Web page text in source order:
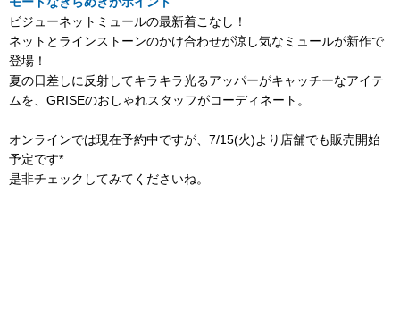
ビジューネットミュールの最新着こなし！
ネットとラインストーンのかけ合わせが涼し気なミュールが新作で
登場！
夏の日差しに反射してキラキラ光るアッパーがキャッチーなアイテ
ムを、GRISEのおしゃれスタッフがコーディネート。
オンラインでは現在予約中ですが、7/15(火)より店舗でも販売開始
予定です*
是非チェックしてみてくださいね。